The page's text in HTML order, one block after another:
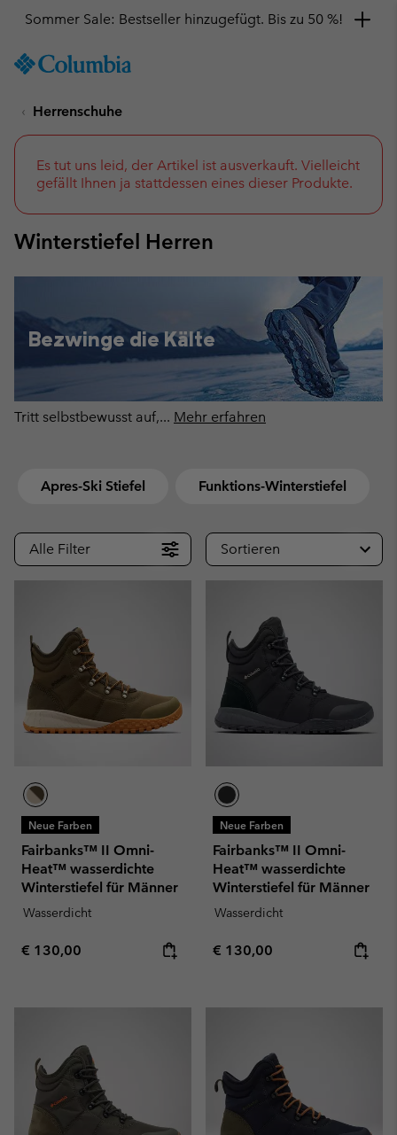
TO
SKIP
NAV
SKIP
TO
SEARCH
Hol dir einen 10 %-Gutschein
Herrenschuhe
Es tut uns leid, der Artikel ist ausverkauft. Vielleicht
gefällt Ihnen ja stattdessen eines dieser Produkte.
Winterstiefel Herren
Bezwinge die Kälte
Tritt selbstbewusst auf,... Mehr erfahren
Apres-Ski Stiefel Funktions-Winterstiefel
Alle Filter Sortieren
Neue Farben
Fairbanks™ II Omni-
Heat™ wasserdichte
Winterstiefel für Männer
Wasserdicht
Regular price:
€ 130,00
Neue Farben
Fairbanks™ II Omni-
Heat™ wasserdichte
Winterstiefel für Männer
Wasserdicht
Regular price:
€ 130,00